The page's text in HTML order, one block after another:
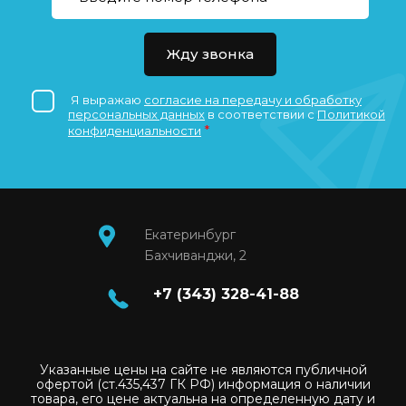
Я выражаю согласие на передачу и обработку
персональных данных в соответствии с Политикой
конфиденциальности *
Жду звонка
Екатеринбург
Бахчиванджи, 2
+7 (343) 328-41-88
Указанные цены на сайте не являются публичной
офертой (ст.435,437 ГК РФ) информация о наличии
товара, его цене актуальна на определенную дату и